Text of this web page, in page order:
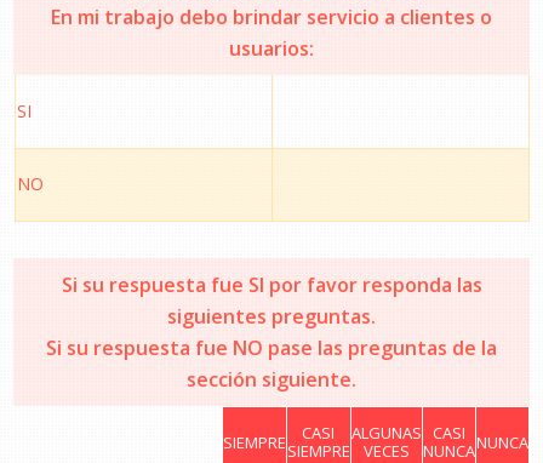
En mi trabajo debo brindar servicio a clientes o
usuarios:
SI
NO
Si su respuesta fue SI por favor responda las
siguientes preguntas.
Si su respuesta fue NO pase las preguntas de la
sección siguiente.
SIEMPRE
CASI
SIEMPRE
ALGUNAS
VECES
CASI
NUNCANUNCA